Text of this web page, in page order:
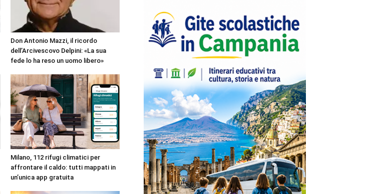
Don Antonio Mazzi, il ricordo
dell’Arcivescovo Delpini: «La sua
fede lo ha reso un uomo libero»
Milano, 112 rifugi climatici per
affrontare il caldo: tutti mappati in
un’unica app gratuita